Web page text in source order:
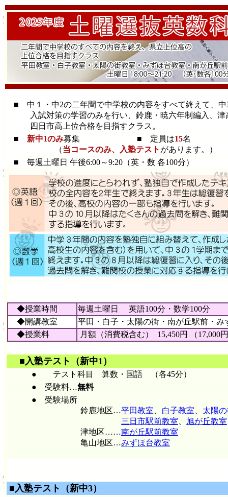
■ 中１・中2の二年間で中学校の内容をすべて終えて、中
入試対策の学習のみを行い、鈴鹿・暁六年制編入、津
四日市高上位合格を目指すクラス。
■
新中1のみ募集 ■ 定員は15名
（当コースのみ、入塾テスト があります。）
■ 毎週土曜日 午後6:00～9:20（英・数 各100分）
◆授業時間
毎週土曜日 英語100分・数学100分
◆開講教室
平田・白子・太陽の街・南が丘駅前 ・
◆授業料
月額（消費税含む） 15,450円 （17,000
■入塾テスト （新中1）
● テスト科目 算数・国語 （各45分）
● 受験料…無料
● 受験場所
鈴鹿地区…平田教室 白子教室
太陽
三日市駅前教室
旭が丘教室
津地区……南が丘駅前教室
亀山地区…みずほ台教室
■入塾テスト（新中3）